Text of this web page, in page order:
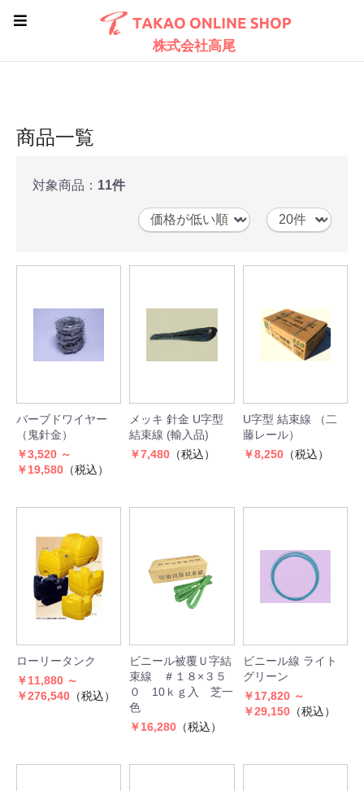
株式会社高尾
商品一覧
対象商品： 11件
バーブドワイヤー
（鬼針金）
￥3,520 ～
￥19,580 （税込）
メッキ 針金 U字型
結束線 (輸入品)
￥7,480 （税込）
U字型 結束線 （二
藤レール）
￥8,250（税込）
ローリータンク
￥11,880 ～
￥276,540 （税込）
ビニール被覆Ｕ字結
束線 ＃１８×３５
０ 10ｋｇ入 芝一
色
￥16,280 （税込）
ビニール線 ライト
グリーン
￥17,820 ～
￥29,150（税込）